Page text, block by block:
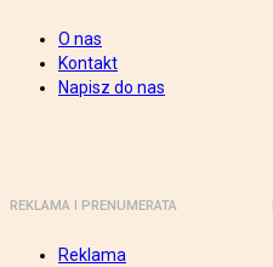
O nas
Kontakt
Napisz do nas
REKLAMA I PRENUMERATA
Reklama